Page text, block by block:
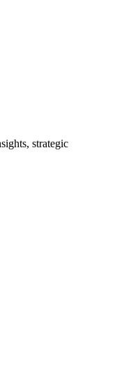
strategic